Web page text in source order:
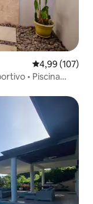
4,99 de uma
4,99 (107)
• Piscina